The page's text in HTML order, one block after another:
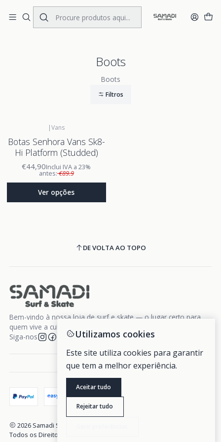
Portes Gratis Portugal e Espanha
Início WOMENS FOOTWEAR
Boots
Boots
Filtros
|Vans
Botas Senhora Vans Sk8-
Hi Platform (Studded)
€44,90Inclui IVA a 23%
antes:€89.9
Ver opções
DE VOLTA AO TOPO
Bem-vindo à nossa loja de surf e skate — o lugar certo para
quem vive a cultura da liberdade sobre rodas e ondas.
Siga-nos
2026 Samadi Surf Skate.
Todos os Direitos Reservados.
Utilizamos cookies
Este site utiliza cookies para garantir
que tem a melhor experiência.
Aceitar tudo
Rejeitar tudo